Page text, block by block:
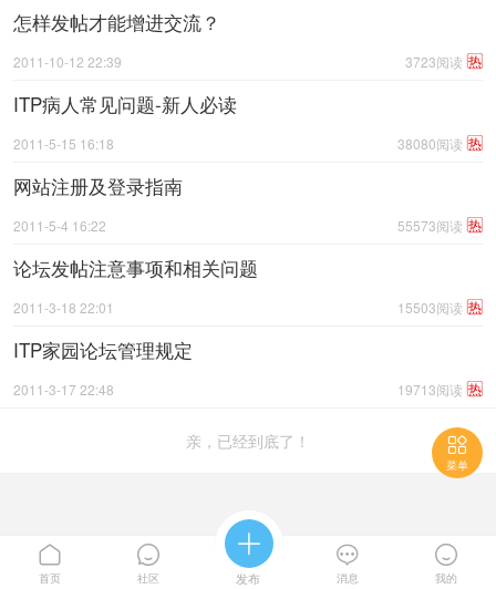
怎样发帖才能增进交流？
热
3723阅读
2011-10-12 22:39
ITP病人常见问题-新人必读
热
38080阅读
2011-5-15 16:18
网站注册及登录指南
热
55573阅读
2011-5-4 16:22
论坛发帖注意事项和相关问题
热
15503阅读
2011-3-18 22:01
ITP家园论坛管理规定
热
19713阅读
2011-3-17 22:48
亲，已经到底了！ 
菜单

首页

社区

发布

消息

我的